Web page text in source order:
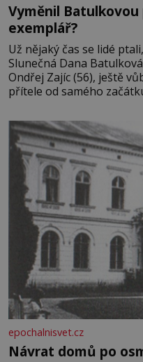
Vyměnil
exemplář?
Už nějaký čas se lidé
Slunečná Dana
Ondřej Zajíc (56), ještě vůbec spolu.
přítele od samého
epochalnisvet.cz
Návrat domů po